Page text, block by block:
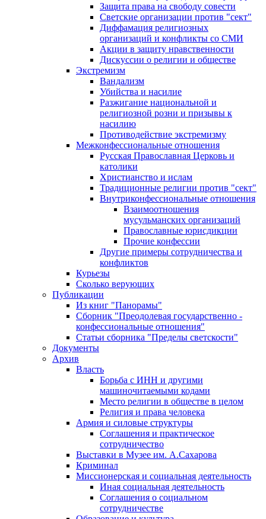
Защита права на свободу совести
Светские организации против "сект"
Диффамация религиозных
организаций и конфликты со СМИ
Акции в защиту нравственности
Дискуссии о религии и обществе
Экстремизм
Вандализм
Убийства и насилие
Разжигание национальной и
религиозной розни и призывы к
насилию
Противодействие экстремизму
Межконфессиональные отношения
Русская Православная Церковь и
католики
Христианство и ислам
Традиционные религии против "сект"
Внутриконфессиональные отношения
Взаимоотношения
мусульманских организаций
Православные юрисдикции
Прочие конфессии
Другие примеры сотрудничества и
конфликтов
Курьезы
Сколько верующих
Публикации
Из книг "Панорамы"
Сборник "Преодолевая государственно -
конфессиональные отношения"
Статьи сборника "Пределы светскости"
Документы
Архив
Власть
Борьба с ИНН и другими
машиночитаемыми кодами
Место религии в обществе в целом
Религия и права человека
Армия и силовые структуры
Соглашения и практическое
сотрудничество
Выставки в Музее им. А.Сахарова
Криминал
Миссионерская и социальная деятельность
Иная социальная деятельность
Соглашения о социальном
сотрудничестве